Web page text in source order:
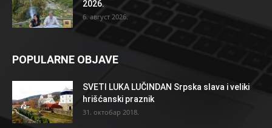
2026.
6. август 2026.
POPULARNE OBJAVE
SVETI LUKA LUČINDAN Srpska slava i veliki
hrišćanski praznik
31. октобар 2018.